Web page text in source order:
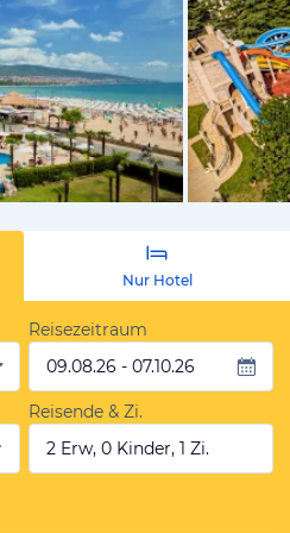
vom
Nur Hotel
Reisezeitraum
09.08.26 - 07.10.26
Reisende & Zi.
2 Erw, 0 Kinder, 1 Zi.